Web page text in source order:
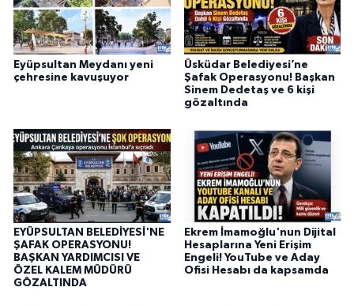
Eyüpsultan Meydanı yeni
çehresine kavuşuyor
Üsküdar Belediyesi’ne
Şafak Operasyonu! Başkan
Sinem Dedetaş ve 6 kişi
gözaltında
EYÜPSULTAN BELEDİYESİ'NE
ŞAFAK OPERASYONU!
BAŞKAN YARDIMCISI VE
ÖZEL KALEM MÜDÜRÜ
GÖZALTINDA
Ekrem İmamoğlu'nun Dijital
Hesaplarına Yeni Erişim
Engeli! YouTube ve Aday
Ofisi Hesabı da kapsamda